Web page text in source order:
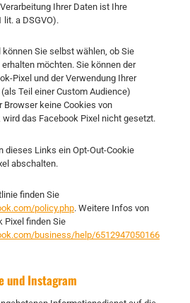
Ihrer Daten ist Ihre
lit. a DSGVO).
Sie selbst wählen, ob Sie
möchten. Sie können der
Pixel und der Verwendung Ihrer
Teil einer Custom Audience)
Browser keine Cookies von
das Facebook Pixel nicht gesetzt.
dieses Links ein Opt-Out-Cookie
abschalten.
finden Sie
policy.php. Weitere Infos von
Pixel finden Sie
business/help/6512947050166
und Instagram